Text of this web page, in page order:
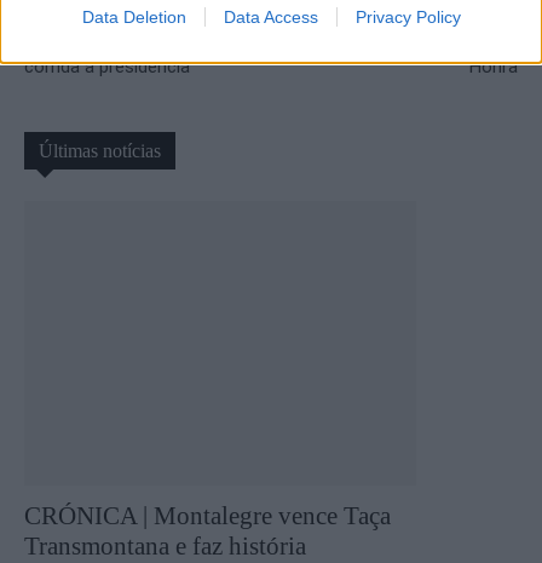
Data Deletion Data Access Privacy Policy
disputadas: Francisco
corrida à presidência
e classificação dos jogos da
Honra
Últimas notícias
CRÓNICA | Montalegre vence Taça
Transmontana e faz história